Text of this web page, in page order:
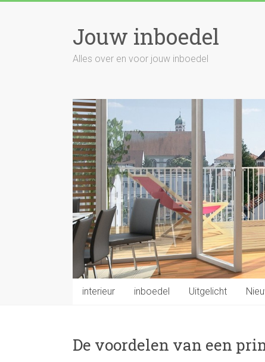
Jouw inboedel
Alles over en voor jouw inboedel
interieur inboedel Uitgelicht
De voordelen van een